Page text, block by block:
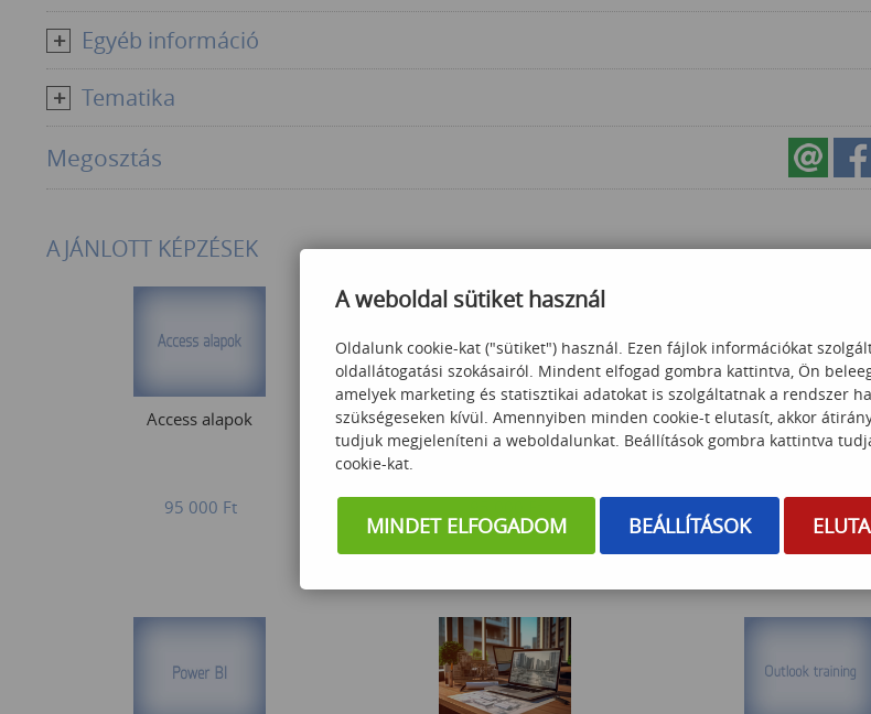
Egyéb információ
Tematika
Megosztás
AJÁNLOTT KÉPZÉSEK
Access alapok
95 000 Ft
Alap Excel VBA programozás
tanfolyam
Outlook levelek kezelése
segítségével
A weboldal sütiket használ
Oldalunk cookie-kat ("sütiket") használ. Ezen fájlok információkat
oldallátogatási szokásairól. Mindent elfogad gombra kattintva, Ön
amelyek marketing és statisztikai adatokat is szolgáltatnak a rendszer
szükségeseken kívül. Amennyiben minden cookie-t elutasít, akkor
tudjuk megjeleníteni a weboldalunkat. Beállítások gombra kattintva
cookie-kat.
MINDET ELFOGADOM BEÁLLÍTÁSOK